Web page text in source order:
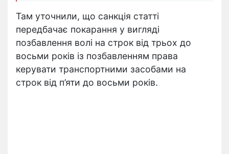
Там уточнили, що санкція статті
передбачає покарання у вигляді
позбавлення волі на строк від трьох до
восьми років із позбавленням права
керувати транспортними засобами на
строк від п’яти до восьми років.